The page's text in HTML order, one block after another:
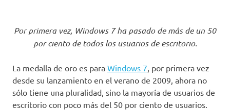
Por primera vez, Windows 7 ha pasado de más de un 50
por ciento de todos los usuarios de escritorio.
La medalla de oro es para Windows 7 , por primera vez
desde su lanzamiento en el verano de 2009, ahora no
sólo tiene una pluralidad, sino la mayoría de usuarios de
escritorio con poco más del 50 por ciento de usuarios.